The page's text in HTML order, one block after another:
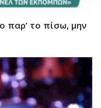
παρ’ το πίσω, μην